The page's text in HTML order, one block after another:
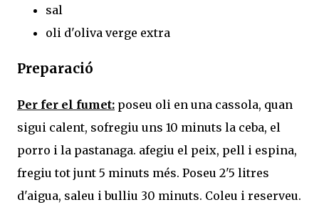
sal
oli d'oliva verge extra
Preparació
Per fer el fumet: poseu oli en una cassola, quan
sigui calent, sofregiu uns 10 minuts la ceba, el
porro i la pastanaga. afegiu el peix, pell i espina,
fregiu tot junt 5 minuts més. Poseu 2'5 litres
d'aigua, saleu i bulliu 30 minuts. Coleu i reserveu.